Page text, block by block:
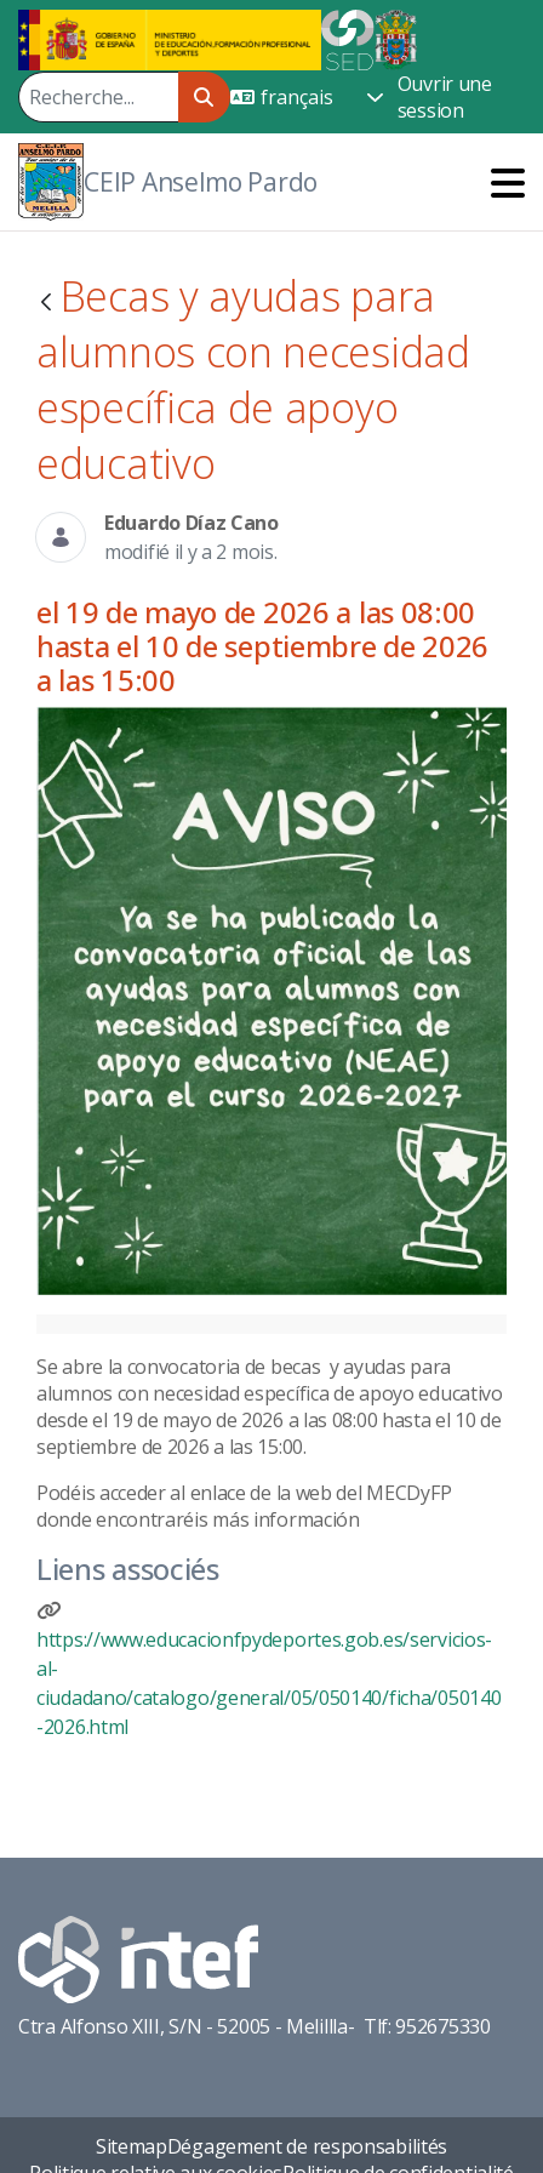
Saut au contenu principal
Ouvrir une
session
CEIP Anselmo Pardo
Becas y ayudas para
alumnos con necesidad
específica de apoyo
educativo
Eduardo Díaz Cano
modifié il y a 2 mois.
el 19 de mayo de 2026 a las 08:00
hasta el 10 de septiembre de 2026
a las 15:00
Se abre la convocatoria de becas y ayudas para
alumnos con necesidad específica de apoyo educativo
desde el 19 de mayo de 2026 a las 08:00 hasta el 10 de
septiembre de 2026 a las 15:00.
Podéis acceder al enlace de la web del MECDyFP
donde encontraréis más información
Liens associés
https://www.educacionfpydeportes.gob.es/servicios-
al-
ciudadano/catalogo/general/05/050140/ficha/050140
-2026.html
Ctra Alfonso XIII, S/N - 52005 - Melillla- Tlf: 952675330
SitemapDégagement de responsabilités